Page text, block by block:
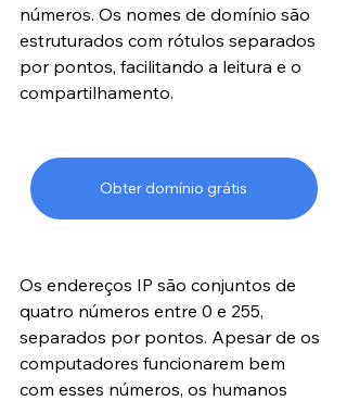
números. Os nomes de domínio são
estruturados com rótulos separados
por pontos, facilitando a leitura e o
compartilhamento.
Obter domínio grátis
Os endereços IP são conjuntos de
quatro números entre 0 e 255,
separados por pontos. Apesar de os
computadores funcionarem bem
com esses números, os humanos